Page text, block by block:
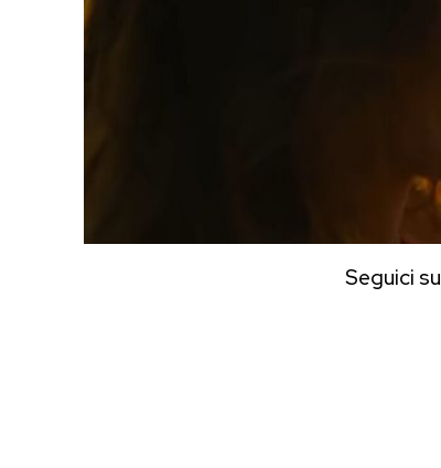
Seguici su